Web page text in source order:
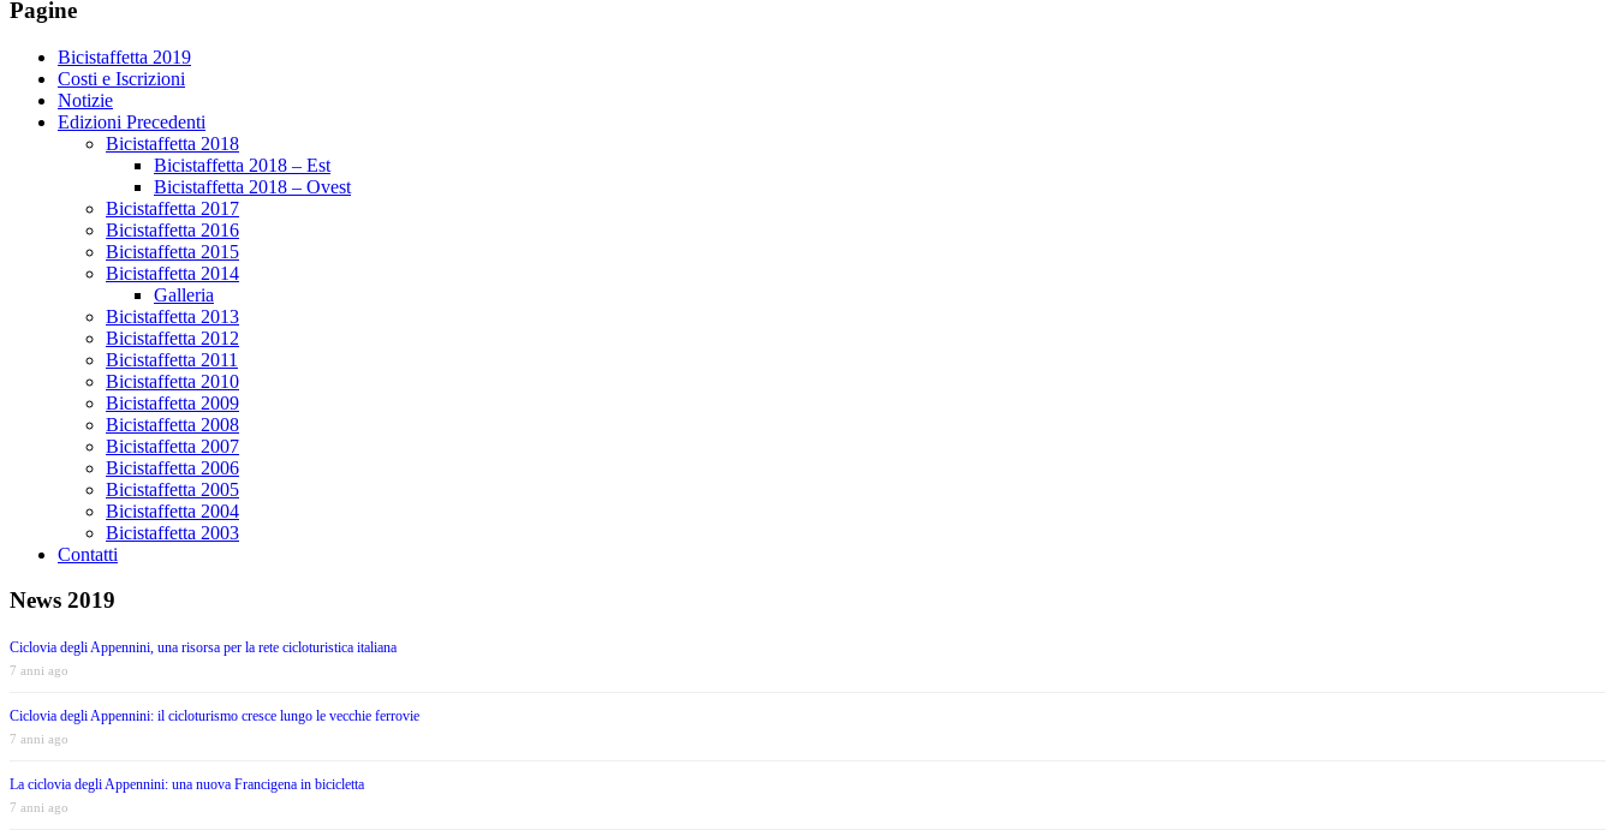
Pagine
Bicistaffetta 2019
Costi e Iscrizioni
Notizie
Edizioni Precedenti
Bicistaffetta 2018
Bicistaffetta 2018 – Est
Bicistaffetta 2018 – Ovest
Bicistaffetta 2017
Bicistaffetta 2016
Bicistaffetta 2015
Bicistaffetta 2014
Galleria
Bicistaffetta 2013
Bicistaffetta 2012
Bicistaffetta 2011
Bicistaffetta 2010
Bicistaffetta 2009
Bicistaffetta 2008
Bicistaffetta 2007
Bicistaffetta 2006
Bicistaffetta 2005
Bicistaffetta 2004
Bicistaffetta 2003
Contatti
News 2019
Ciclovia degli Appennini, una risorsa per la rete cicloturistica italiana
7 anni ago
Ciclovia degli Appennini: il cicloturismo cresce lungo le vecchie ferrovie
7 anni ago
La ciclovia degli Appennini: una nuova Francigena in bicicletta
7 anni ago